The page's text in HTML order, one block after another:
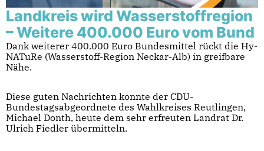
Landkreis wird Wasserstoffregion
– Weitere 400.000 Euro vom Bund
Dank weiterer 400.000 Euro Bundesmittel rückt die Hy-
NATuRe (Wasserstoff-Region Neckar-Alb) in greifbare
Nähe.
Diese guten Nachrichten konnte der CDU-
Bundestagsabgeordnete des Wahlkreises Reutlingen,
Michael Donth, heute dem sehr erfreuten Landrat Dr.
Ulrich Fiedler übermitteln.